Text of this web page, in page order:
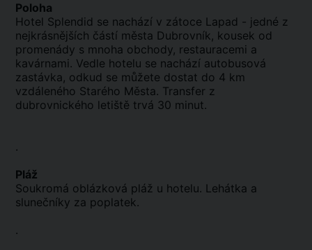
Poloha
Hotel Splendid se nachází v zátoce Lapad - jedné z
nejkrásnějších částí města Dubrovník, kousek od
promenády s mnoha obchody, restauracemi a
kavárnami. Vedle hotelu se nachází autobusová
zastávka, odkud se můžete dostat do 4 km
vzdáleného Starého Města. Transfer z
dubrovnického letiště trvá 30 minut.
.
Pláž
Soukromá oblázková pláž u hotelu. Lehátka a
slunečníky za poplatek.
.